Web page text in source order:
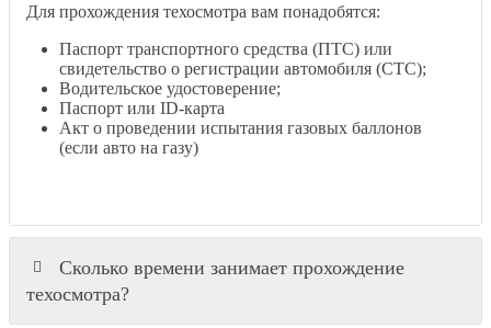
Для прохождения техосмотра вам понадобятся:
Паспорт транспортного средства (ПТС) или
свидетельство о регистрации автомобиля (СТС);
Водительское удостоверение;
Паспорт или ID-карта
Акт о проведении испытания газовых баллонов
(если авто на газу)
Сколько времени занимает прохождение
техосмотра?